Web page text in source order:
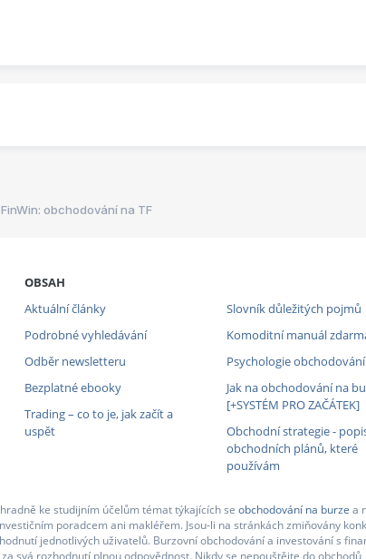
obchodování na TF
OBSAH
Aktuální články
Podrobné vyhledávání
Odběr newsletteru
Bezplatné ebooky
Trading – co to je, jak začít a
uspět
Slovník důležitých pojmů
Komoditní manuál
Psychologie obchodování
Jak na obchodování na
[+SYSTÉM PRO ZAČÁTEK]
Obchodní strategie -
obchodních plánů, které
používám
ke studijním účelům témat týkajících se obchodování na burze a
poradcem ani makléřem. Jsou-li na stránkách zmiňovány
jednotlivých uživatelů. Burzovní obchodování a investování s
svá rozhodnutí plnou odpovědnost. Nikdy se nepouštějte do